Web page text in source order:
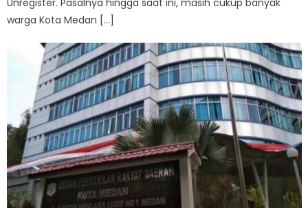
Unregister. Pasalnya hingga saat ini, masih cukup banyak
warga Kota Medan […]